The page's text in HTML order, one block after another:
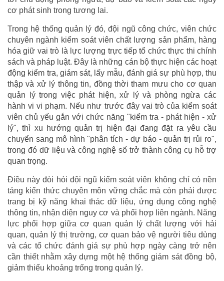
cơ phát sinh trong tương lai.
Trong hệ thống quản lý đó, đội ngũ công chức, viên chức
chuyên ngành kiểm soát viên chất lượng sản phẩm, hàng
hóa giữ vai trò là lực lượng trực tiếp tổ chức thực thi chính
sách và pháp luật. Đây là những cán bộ thực hiện các hoạt
động kiểm tra, giám sát, lấy mẫu, đánh giá sự phù hợp, thu
thập và xử lý thông tin, đồng thời tham mưu cho cơ quan
quản lý trong việc phát hiện, xử lý và phòng ngừa các
hành vi vi phạm. Nếu như trước đây vai trò của kiểm soát
viên chủ yếu gắn với chức năng "kiểm tra - phát hiện - xử
lý", thì xu hướng quản trị hiện đại đang đặt ra yêu cầu
chuyển sang mô hình "phân tích - dự báo - quản trị rủi ro",
trong đó dữ liệu và công nghệ số trở thành công cụ hỗ trợ
quan trọng.
Điều này đòi hỏi đội ngũ kiểm soát viên không chỉ có nền
tảng kiến thức chuyên môn vững chắc mà còn phải được
trang bị kỹ năng khai thác dữ liệu, ứng dụng công nghệ
thông tin, nhận diện nguy cơ và phối hợp liên ngành. Năng
lực phối hợp giữa cơ quan quản lý chất lượng với hải
quan, quản lý thị trường, cơ quan bảo vệ người tiêu dùng
và các tổ chức đánh giá sự phù hợp ngày càng trở nên
cần thiết nhằm xây dựng một hệ thống giám sát đồng bộ,
giảm thiểu khoảng trống trong quản lý.